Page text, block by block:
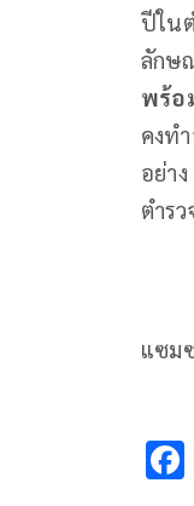
ปีใน
ลักษ
พร้อ
คงท
อย่าง
ตำร
แซม